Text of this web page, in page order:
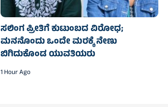
ಸಲಿಂಗ ಪ್ರೀತಿಗೆ ಕುಟುಂಬದ ವಿರೋಧ;
ಮನನೊಂದು ಒಂದೇ ಮರಕ್ಕೆ ನೇಣು
ಬಿಗಿದುಕೊಂಡ ಯುವತಿಯರು
1 Hour Ago